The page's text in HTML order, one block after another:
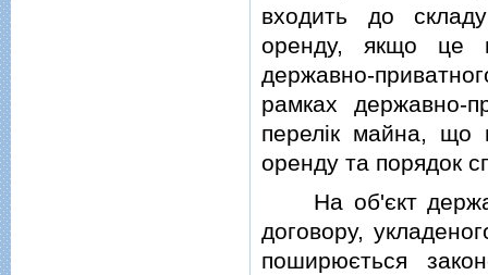
входить до
оренду, якщо це
державно-
рамках державно-
перелiк майна, що
оренду та порядок
На об'єкт
договору,
поширюється